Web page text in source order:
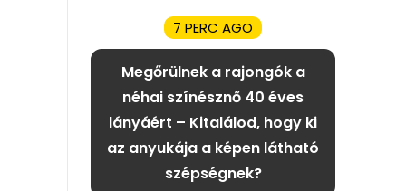
7 PERC AGO
Megőrülnek a rajongók a
néhai színésznő 40 éves
lányáért – Kitalálod, hogy ki
az anyukája a képen látható
szépségnek?